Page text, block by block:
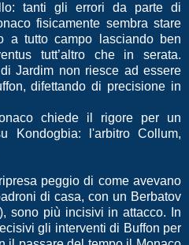
tanti gli errori da parte di
fisicamente sembra stare
a tutto campo lasciando ben
tutt’altro che in serata.
Jardim non riesce ad essere
difettando di precisione in
chiede il rigore per un
Kondogbia: l'arbitro Collum,
peggio di come avevano
di casa, con un Berbatov
), sono più incisivi in attacco. In
gli interventi di Buffon per